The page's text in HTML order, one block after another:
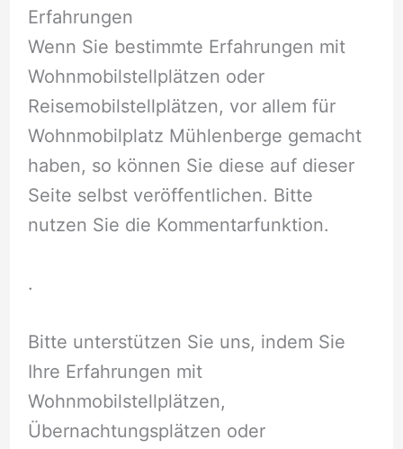
Erfahrungen
Wenn Sie bestimmte Erfahrungen mit
Wohnmobilstellplätzen oder
Reisemobilstellplätzen, vor allem für
Wohnmobilplatz Mühlenberge gemacht
haben, so können Sie diese auf dieser
Seite selbst veröffentlichen. Bitte
nutzen Sie die Kommentarfunktion.
.
Bitte unterstützen Sie uns, indem Sie
Ihre Erfahrungen mit
Wohnmobilstellplätzen,
Übernachtungsplätzen oder